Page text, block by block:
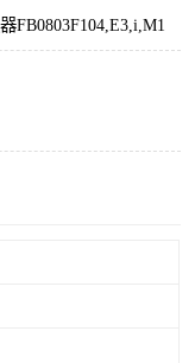
FB0803F104,E3,i,M1